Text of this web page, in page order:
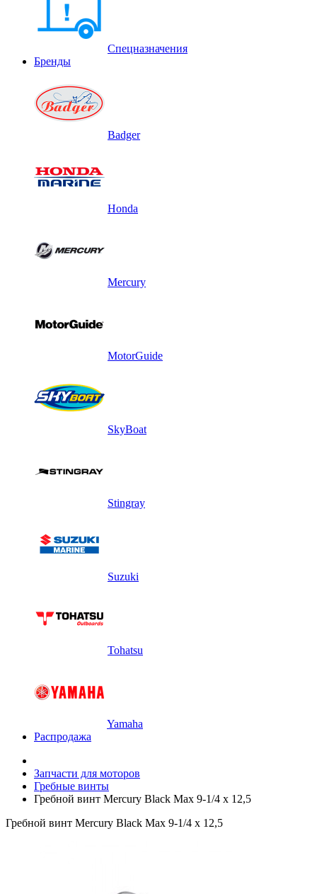
Спецназначения
Бренды
Badger
Honda
Mercury
MotorGuide
SkyBoat
Stingray
Suzuki
Tohatsu
Yamaha
Распродажа
Запчасти для моторов
Гребные винты
Гребной винт Mercury Black Max 9-1/4 x 12,5
Гребной винт Mercury Black Max 9-1/4 x 12,5